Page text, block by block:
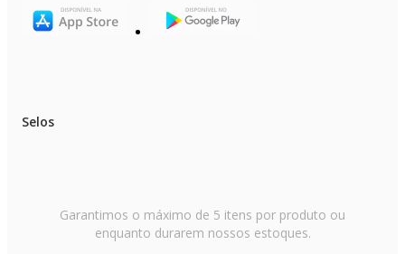
Selos
Garantimos o máximo de 5 itens por produto ou
enquanto durarem nossos estoques.